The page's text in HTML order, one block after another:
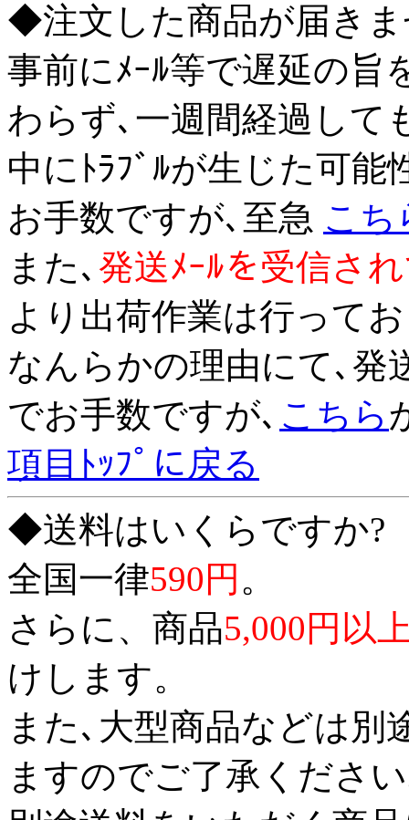
◆注文した商品が届き
事前にﾒｰﾙ等で遅延の旨
わらず､一週間経過して
中にﾄﾗﾌﾞﾙが生じた可能
お手数ですが､至急 こち
また､ 発送ﾒｰﾙを受信さ
より出荷作業は行って
なんらかの理由にて､発
でお手数ですが､ こちら
項目ﾄｯﾌﾟに戻る
◆送料はいくらですか?
全国一律590円 。
さらに、商品5,000円以
けします。
また､大型商品などは別
ますのでご了承くださ